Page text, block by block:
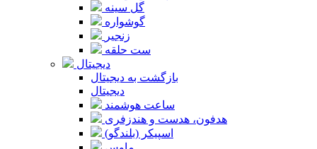
گل سینه
گوشواره
زنجیر
ست حلقه
دیجیتال
بازگشت به دیجیتال
دیجیتال
ساعت هوشمند
هدفون، هدست و هندزفری
اسپیکر (بلندگو)